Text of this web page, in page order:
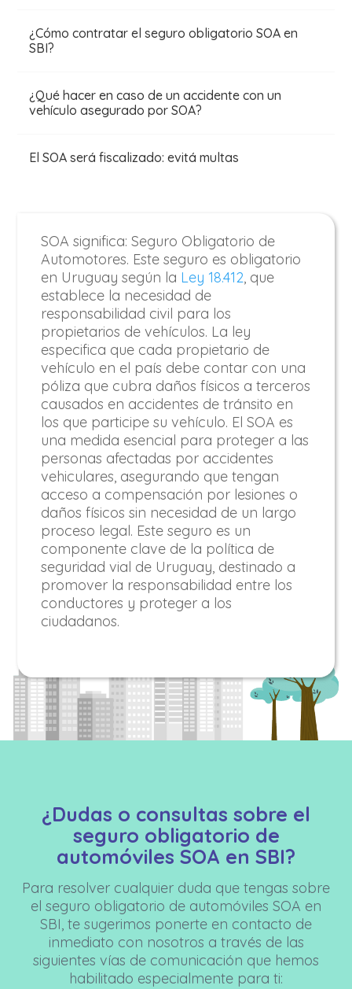
¿Cómo contratar el seguro obligatorio SOA en
SBI?
¿Qué hacer en caso de un accidente con un
vehículo asegurado por SOA?
El SOA será fiscalizado: evitá multas
SOA significa: Seguro Obligatorio de
Automotores. Este seguro es obligatorio
en Uruguay según la Ley 18.412, que
establece la necesidad de
responsabilidad civil para los
propietarios de vehículos. La ley
especifica que cada propietario de
vehículo en el país debe contar con una
póliza que cubra daños físicos a terceros
causados en accidentes de tránsito en
los que participe su vehículo. El SOA es
una medida esencial para proteger a las
personas afectadas por accidentes
vehiculares, asegurando que tengan
acceso a compensación por lesiones o
daños físicos sin necesidad de un largo
proceso legal. Este seguro es un
componente clave de la política de
seguridad vial de Uruguay, destinado a
promover la responsabilidad entre los
conductores y proteger a los
ciudadanos.
¿Dudas o consultas sobre el
seguro obligatorio de
automóviles SOA en SBI?
Para resolver cualquier duda que tengas sobre
el seguro obligatorio de automóviles SOA en
SBI, te sugerimos ponerte en contacto de
inmediato con nosotros a través de las
siguientes vías de comunicación que hemos
habilitado especialmente para ti: